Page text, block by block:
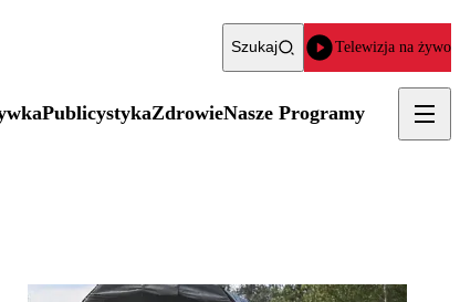
Szukaj Telewizja na żywo
PublicystykaZdrowieNasze Programy